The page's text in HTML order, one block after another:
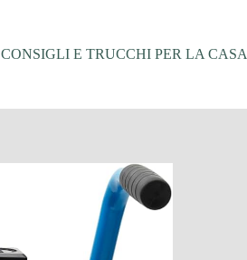
CONSIGLI E TRUCCHI PER LA CASA